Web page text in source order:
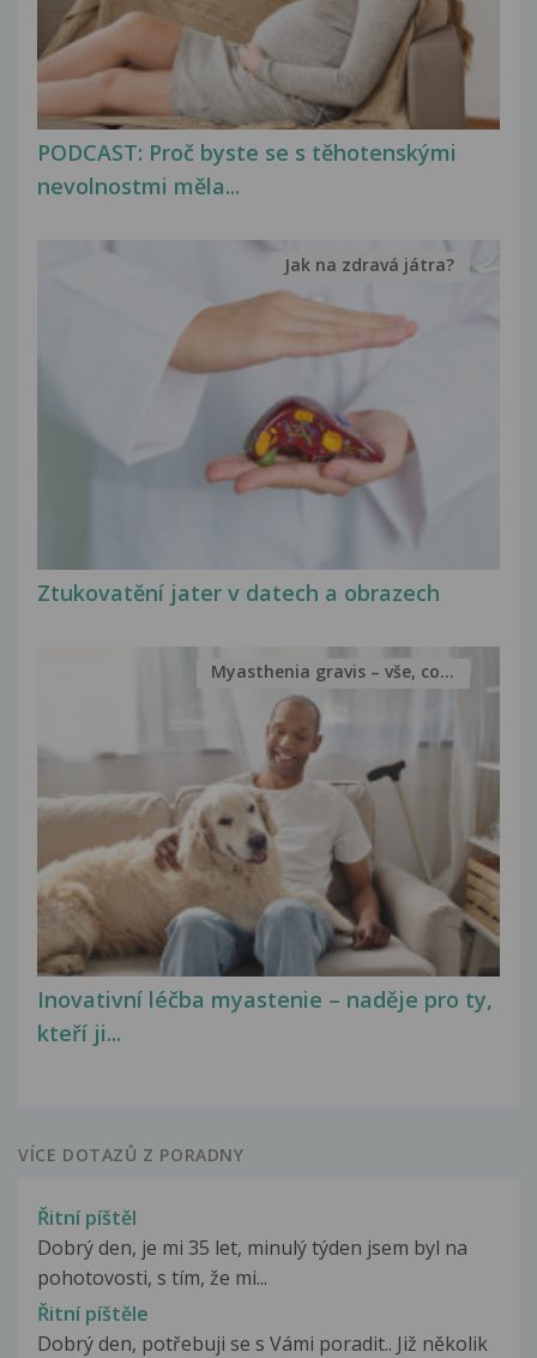
PODCAST: Proč byste se s těhotenskými
nevolnostmi měla...
Ztukovatění jater v datech a obrazech
Jak na zdravá játra?
Inovativní léčba myastenie – naděje pro ty,
kteří ji...
Myasthenia gravis – vše, co...
VÍCE DOTAZŮ Z PORADNY
Řitní píštěl
Dobrý den, je mi 35 let, minulý týden jsem byl na
pohotovosti, s tím, že mi...
Řitní píštěle
Dobrý den, potřebuji se s Vámi poradit.. Již několik